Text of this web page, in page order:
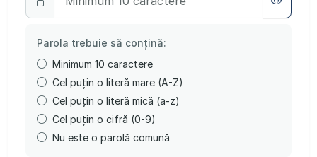
Parola trebuie să conțină:
Minimum 10 caractere
Cel puțin o literă mare (A-Z)
Cel puțin o literă mică (a-z)
Cel puțin o cifră (0-9)
Nu este o parolă comună